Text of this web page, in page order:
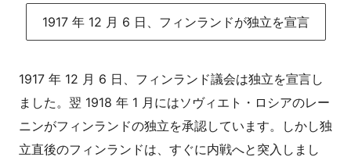
1917 年 12 月 6 日、フィンランドが独立を宣言
1917 年 12 月 6 日、フィンランド議会は独立を宣言し
ました。翌 1918 年 1 月にはソヴィエト・ロシアのレー
ニンがフィンランドの独立を承認しています。しかし独
立直後のフィンランドは、すぐに内戦へと突入しまし